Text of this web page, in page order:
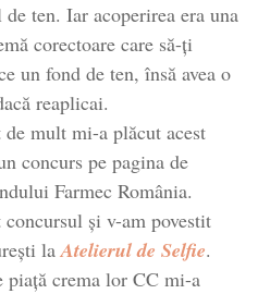
ten. Iar acoperirea era una
corectoare care să-ți
un fond de ten, însă avea o
reaplicai.
mult mi-a plăcut acest
concurs pe pagina de
Farmec România.
și v-am povestit
laAtelierul de Selfie.
piață crema lor CC mi-a